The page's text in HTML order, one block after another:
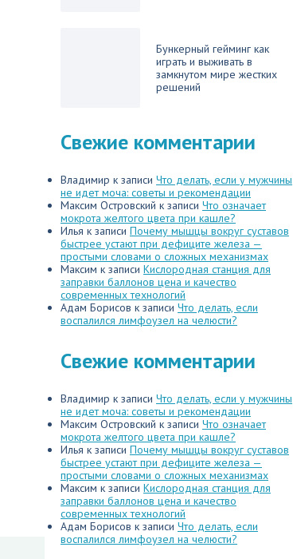
Бункерный гейминг как
играть и выживать в
замкнутом мире жестких
решений
Свежие комментарии
Владимир к записи Что делать, если у мужчины
не идет моча: советы и рекомендации
Максим Островский к записи Что означает
мокрота желтого цвета при кашле?
Илья к записи Почему мышцы вокруг суставов
быстрее устают при дефиците железа —
простыми словами о сложных механизмах
Максим к записи Кислородная станция для
заправки баллонов цена и качество
современных технологий
Адам Борисов к записи Что делать, если
воспалился лимфоузел на челюсти?
Свежие комментарии
Владимир к записи Что делать, если у мужчины
не идет моча: советы и рекомендации
Максим Островский к записи Что означает
мокрота желтого цвета при кашле?
Илья к записи Почему мышцы вокруг суставов
быстрее устают при дефиците железа —
простыми словами о сложных механизмах
Максим к записи Кислородная станция для
заправки баллонов цена и качество
современных технологий
Адам Борисов к записи Что делать, если
воспалился лимфоузел на челюсти?